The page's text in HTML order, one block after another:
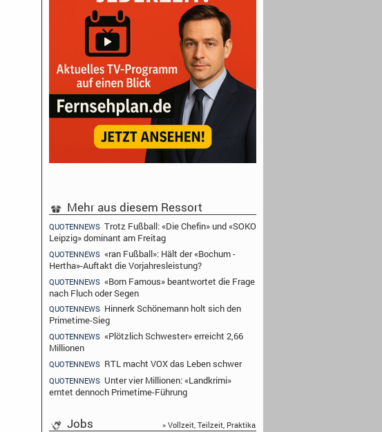
Mehr aus diesem Ressort
QUOTENNEWS Trotz Fußball: «Die Chefin» und «SOKO
Leipzig» dominant am Freitag
QUOTENNEWS «ran Fußball»: Hält der «Bochum -
Hertha»-Auftakt die Vorjahresleistung?
QUOTENNEWS «Born Famous» beantwortet die Frage
nach Fluch oder Segen
QUOTENNEWS Hinnerk Schönemann holt sich den
Primetime-Sieg
QUOTENNEWS «Plötzlich Schwester» erreicht 2,66
Millionen
QUOTENNEWS RTL macht VOX das Leben schwer
QUOTENNEWS Unter vier Millionen: «Landkrimi»
erntet dennoch Primetime-Führung
Jobs » Vollzeit, Teilzeit, Praktika